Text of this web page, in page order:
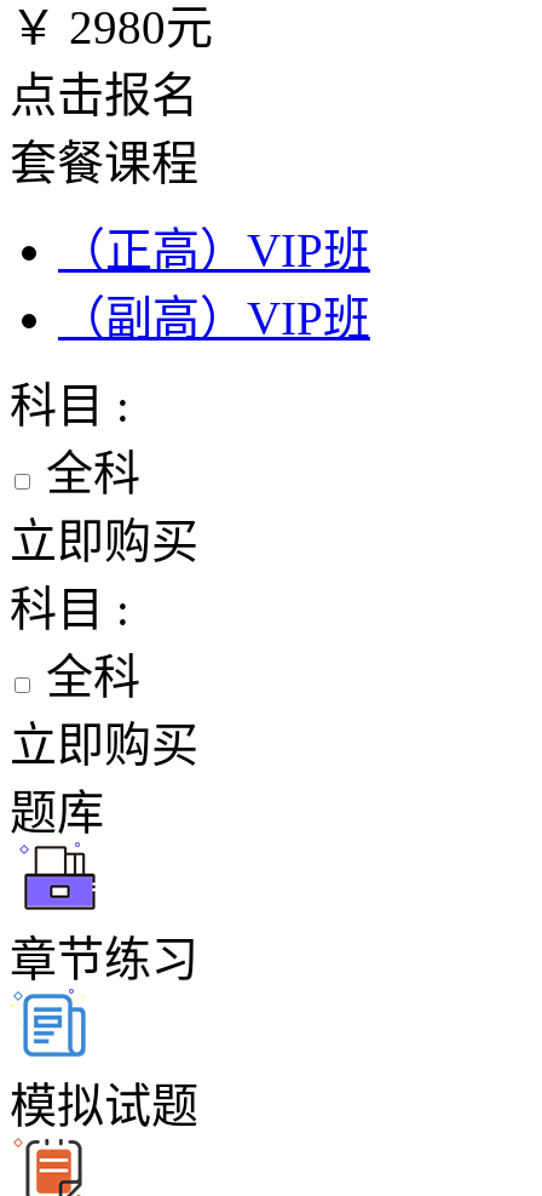
￥ 2980元
点击报名
套餐课程
（正高）VIP班
（副高）VIP班
科目 :
全科
立即购买
科目 :
全科
立即购买
题库
章节练习
模拟试题